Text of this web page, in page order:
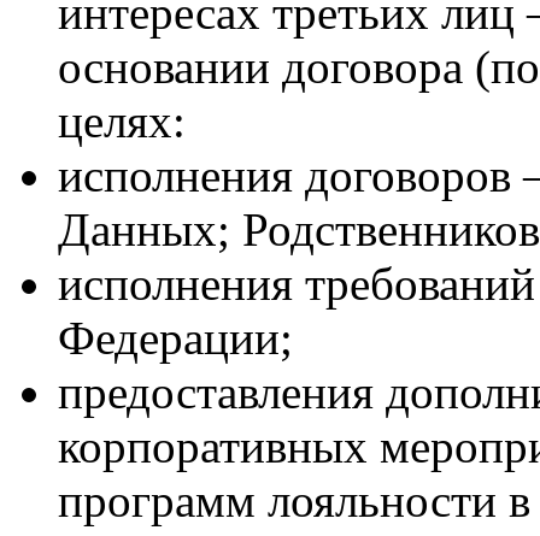
интересах третьих
основании договора
целях:
исполнения договоров
Данных;
исполнения
Федерации;
предоставления
корпоративных
программ лояльности